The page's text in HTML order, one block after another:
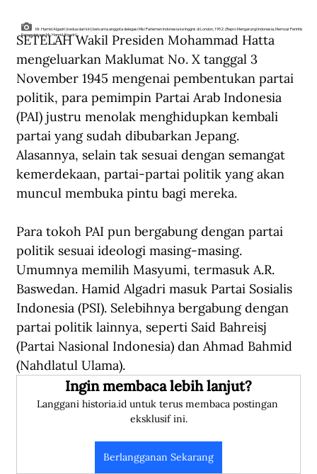
Mr. Hamid Algadri (kedua dari kiri) bersama anggota delegasi Misi Parlemen Indonesia ke Inggris di London, 1952. (Repro Mengarungi Indonesia, Memoar Perintis
Kemerdekaan Mr. Hamid Algadri).
SETELAH Wakil Presiden Mohammad Hatta
mengeluarkan Maklumat No. X tanggal 3
November 1945 mengenai pembentukan partai
politik, para pemimpin Partai Arab Indonesia
(PAI) justru menolak menghidupkan kembali
partai yang sudah dibubarkan Jepang.
Alasannya, selain tak sesuai dengan semangat
kemerdekaan, partai-partai politik yang akan
muncul membuka pintu bagi mereka.
Para tokoh PAI pun bergabung dengan partai
politik sesuai ideologi masing-masing.
Umumnya memilih Masyumi, termasuk A.R.
Baswedan. Hamid Algadri masuk Partai Sosialis
Indonesia (PSI). Selebihnya bergabung dengan
partai politik lainnya, seperti Said Bahreisj
(Partai Nasional Indonesia) dan Ahmad Bahmid
(Nahdlatul Ulama).
Ingin membaca lebih lanjut?
Langgani historia.id untuk terus membaca postingan
eksklusif ini.
Berlangganan Sekarang